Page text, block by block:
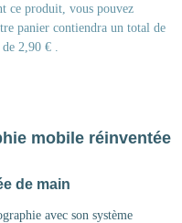
ce produit, vous pouvez
panier contiendra un total de
2,90 €
mobile réinventée
de main
avec son système